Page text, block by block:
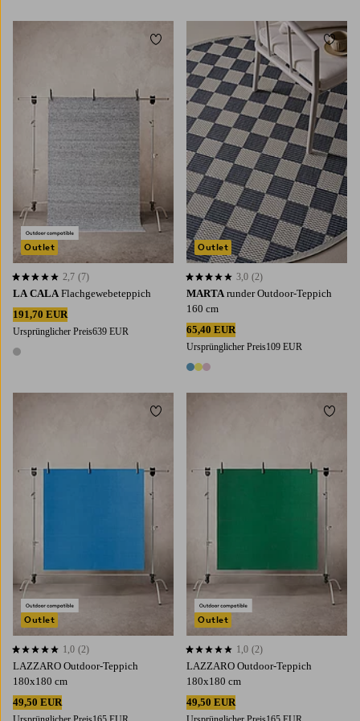
LA CALA Flachgewebeteppich
191,70 EUR
Ursprünglicher Preis639 EUR
1 Farbe
2,7 basierend auf 7 Bewertungen
2,7 (7)
Outlet
Zu Favoriten hinzufügen
MARTA runder Outdoor-Teppich
160 cm
65,40 EUR
Ursprünglicher Preis109 EUR
3 Farben
3,0 basierend auf 2 Bewertungen
3,0 (2)
Outlet
Zu
LAZZARO Outdoor-Teppich
180x180 cm
49,50 EUR
1,0 basierend auf 2 Bewertungen
1,0 (2)
Outlet
Zu Favoriten hinzufügen
LAZZARO Outdoor-Teppich
180x180 cm
49,50 EUR
1,0 basierend auf 2 Bewertungen
1,0 (2)
Outlet
Zu